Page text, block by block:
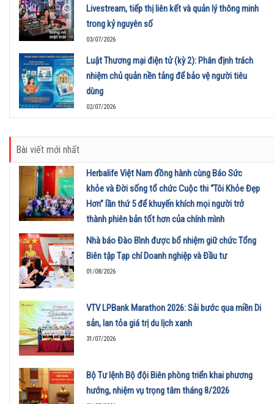
Livestream, tiếp thị liên kết và quản lý thông minh
trong kỷ nguyên số
03/07/2026
Luật Thương mại điện tử (kỳ 2): Phân định trách
nhiệm chủ quản nền tảng để bảo vệ người tiêu
dùng
02/07/2026
Bài viết mới nhất
Herbalife Việt Nam đồng hành cùng Báo Sức
khỏe và Đời sống tổ chức Cuộc thi “Tôi Khỏe Đẹp
Hơn” lần thứ 5 để khuyến khích mọi người trở
thành phiên bản tốt hơn của chính mình
01/08/2026
Nhà báo Đào Bình được bổ nhiệm giữ chức Tổng
Biên tập Tạp chí Doanh nghiệp và Đầu tư
01/08/2026
VTV LPBank Marathon 2026: Sải bước qua miền Di
sản, lan tỏa giá trị du lịch xanh
31/07/2026
Bộ Tư lệnh Bộ đội Biên phòng triển khai phương
hướng, nhiệm vụ trọng tâm tháng 8/2026